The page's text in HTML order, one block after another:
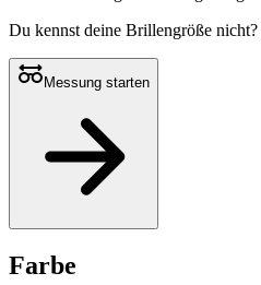
Du kennst deine Brillengröße nicht?
Messung starten
Farbe